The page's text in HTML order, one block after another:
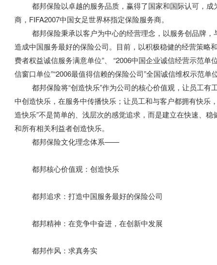
都邦保险以卓越的服务品质，赢得了国家和国际认可，成
商，FIFA2007中国女足世界杯指定保险服务商。
都邦保险秉承以客户为中心的经营理念，以服务创品牌，
造成中国服务最好的保险公司。目前，以积极稳健的经营策略
费者权益诚信服务满意单位”、 “2006中国企业诚信经营示范单
信窗口单位”“2006最值得信赖的保险公司”全国诚信维权示范单
都邦保险将“创造快乐”作为公司的核心价值观，让员工有
中创造快乐，在服务中传播快乐；让员工和与客户都拥有快乐
造快乐”不是简单的、浅层次的感觉追求，而是建立在快速、
和所有相关利益者创造快乐。
都邦保险文化理念体系——
都邦核心价值观：创造快乐
都邦追求：打造中国服务最好的保险公司
都邦精神：在竞争中奋进，在创新中发展
都邦作风：求真务实